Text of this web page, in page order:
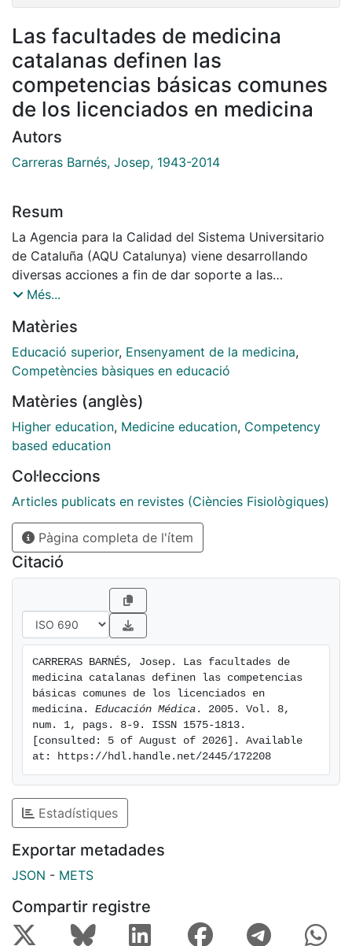
Las facultades de medicina
catalanas definen las
competencias básicas comunes
de los licenciados en medicina
Autors
Carreras Barnés, Josep, 1943-2014
Resum
La Agencia para la Calidad del Sistema Universitario
de Cataluña (AQU Catalunya) viene desarrollando
diversas acciones a fin de dar soporte a las
universidades catalanas en el proceso de construcción
que destaca el denominado Programa DISSENY
(Diseño). La construcción del espacio europeo
representa un nuevo paradigma docente que
estudio de las diversas titulaciones, con definición de
los perfiles de competencias profesionales y
académicas, reformulación de los objetivos de
métodos de enseñanza/aprendizaje, y de evaluación
de los estudiantes.
Més...
Matèries
Educació superior, Ensenyament de la medicina,
Competències bàsiques en educació
Matèries (anglès)
Higher education, Medicine education, Competency
based education
Col·leccions
Articles publicats en revistes (Ciències Fisiològiques)
Pàgina completa de l'ítem
Citació
CARRERAS BARNÉS, Josep. Las facultades de
medicina catalanas definen las competencias
básicas comunes de los licenciados en
medicina. Educación Médica . 2005. Vol. 8,
num. 1, pags. 8-9. ISSN 1575-1813.
[consulted: 5 of August of 2026]. Available
at: https://hdl.handle.net/2445/172208
Estadístiques
Exportar metadades
JSON - METS
Compartir registre